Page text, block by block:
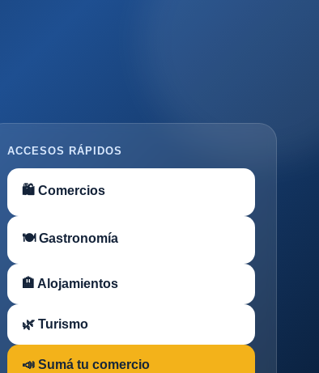
ACCESOS RÁPIDOS
🛍 Comercios
🍽 Gastronomía
🏨 Alojamientos
🌿 Turismo
📣 Sumá tu comercio